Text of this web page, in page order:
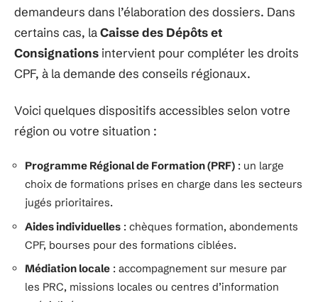
demandeurs dans l’élaboration des dossiers. Dans
certains cas, laCaisse des Dépôts et
Consignations intervient pour compléter les droits
CPF, à la demande des conseils régionaux.
Voici quelques dispositifs accessibles selon votre
région ou votre situation :
Programme Régional de Formation (PRF) : un large
choix de formations prises en charge dans les secteurs
jugés prioritaires.
Aides individuelles : chèques formation, abondements
CPF, bourses pour des formations ciblées.
Médiation locale : accompagnement sur mesure par
les PRC, missions locales ou centres d’information